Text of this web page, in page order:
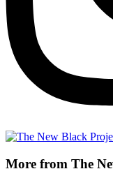
More from The